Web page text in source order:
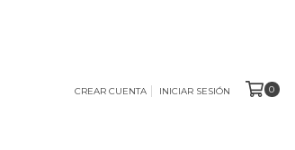
CREAR CUENTA INICIAR SESIÓN 0